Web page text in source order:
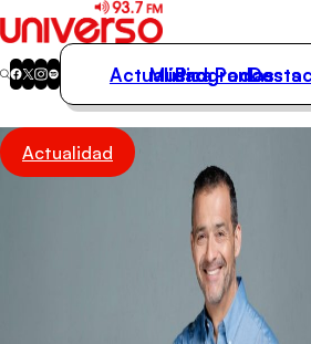
Actualidad
Música
Actualidad
Música
Programas
Podcasts
Actualidad